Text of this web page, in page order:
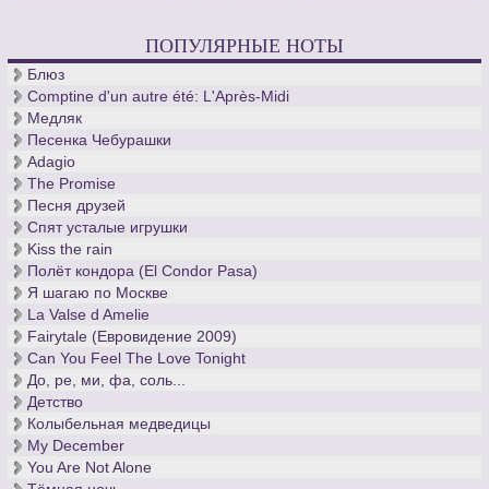
ПОПУЛЯРНЫЕ НОТЫ
Блюз
Comptine d'un autre été: L'Après-Midi
Медляк
Песенка Чебурашки
Adagio
The Promise
Песня друзей
Спят усталые игрушки
Kiss the rain
Полёт кондора (El Condor Pasa)
Я шагаю по Москве
La Valse d Amelie
Fairytale (Евровидение 2009)
Can You Feel The Love Tonight
До, ре, ми, фа, соль...
Детство
Колыбельная медведицы
My December
You Are Not Alone